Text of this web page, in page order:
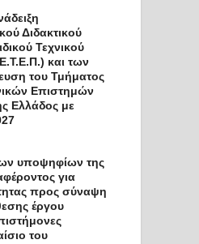
Διδακτικού
Τεχνικού
και των
του Τμήματος
Επιστημών
Ελλάδος με
υποψηφίων της
για
προς σύναψη
έργου
του